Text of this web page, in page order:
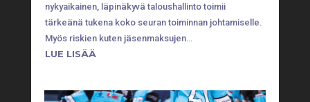
nykyaikainen, läpinäkyvä taloushallinto toimii
tärkeänä tukena koko seuran toiminnan johtamiselle.
Myös riskien kuten jäsenmaksujen…
LUE LISÄÄ